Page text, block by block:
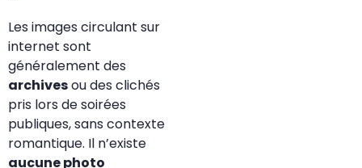
Les images circulant sur
internet sont
généralement des
archivesou des clichés
pris lors de soirées
publiques, sans contexte
romantique. Il n’existe
aucune photo